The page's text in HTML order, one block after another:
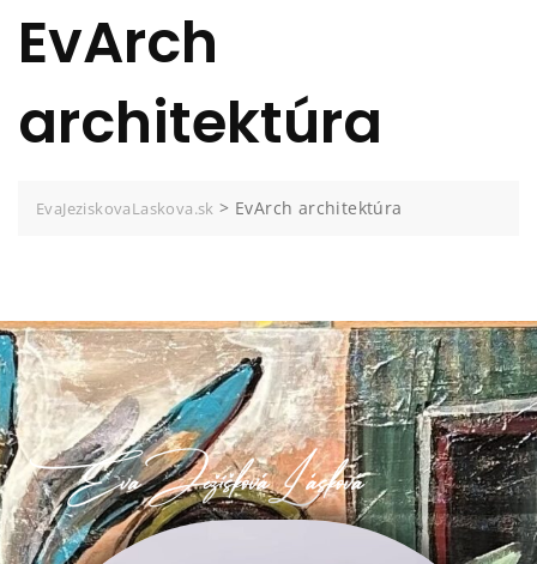
EvArch
architektúra
EvaJeziskovaLaskova.sk > EvArch architektúra